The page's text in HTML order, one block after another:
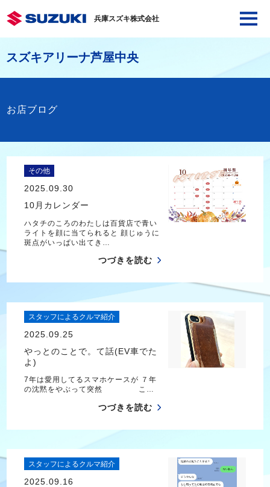
兵庫スズキ株式会社
スズキアリーナ芦屋中央
お店ブログ
その他
2025.09.30
10月カレンダー
ハタチのころのわたしは百貨店で青い
ライトを顔に当てられると 顔じゅうに
斑点がいっぱい出てき…
つづきを読む
スタッフによるクルマ紹介
2025.09.25
やっとのことで。て話(EV車でた
よ)
7年は愛用してるスマホケースが ７年
の沈黙をやぶって突然 こ…
つづきを読む
スタッフによるクルマ紹介
2025.09.16